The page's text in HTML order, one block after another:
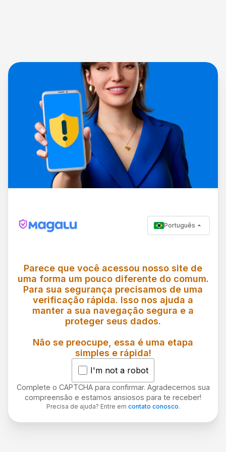
Português
Parece que você acessou nosso site de
uma forma um pouco diferente do comum.
Para sua segurança precisamos de uma
verificação rápida. Isso nos ajuda a
manter a sua navegação segura e a
proteger seus dados.
Não se preocupe, essa é uma etapa
simples e rápida!
I'm not a robot
Complete o CAPTCHA para confirmar. Agradecemos sua
compreensão e estamos ansiosos para te receber!
Precisa de ajuda? Entre em contato conosco.